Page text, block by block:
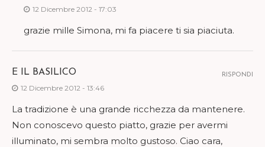
12 Dicembre 2012 - 17:03
grazie mille Simona, mi fa piacere ti sia piaciuta.
E IL BASILICO
12 Dicembre 2012 - 13:46
La tradizione è una grande ricchezza da mantenere.
Non conoscevo questo piatto, grazie per avermi
illuminato, mi sembra molto gustoso. Ciao cara,
RISPONDI